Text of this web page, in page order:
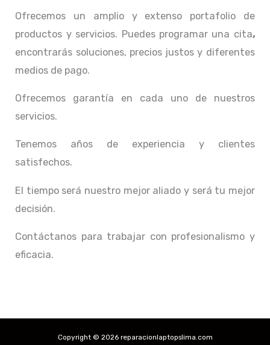
Ofrecemos un amplio y extenso portafolio de
productos y servicios. Puedes programar una cita,
encontrarás soluciones, precios justos y diferentes
medios de pago.
Ofrecemos garantía en cada uno de nuestros
servicios.
Tenemos años de experiencia y clientes
satisfechos.
El tiempo será nuestro mejor aliado y será tu mejor
decisión.
Contáctanos para trabajar con profesionalismo y
eficacia.
Copyright © 2026 reparacionlaptopslima.com